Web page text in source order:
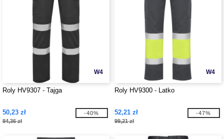
W4
Roly HV9307 - Tajga
50,23 zł
84,36 zł
-40%
W4
Roly HV9300 - Latko
52,21 zł
99,21 zł
-47%